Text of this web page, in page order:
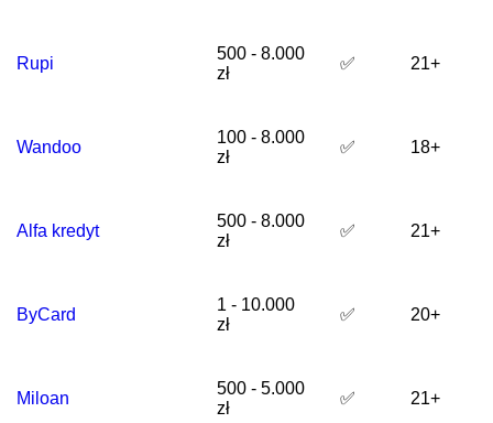
Rupi
500 - 8.000
zł
✅ 21+
Wandoo
100 - 8.000
zł
✅ 18+
Alfa kredyt
500 - 8.000
zł
✅ 21+
ByCard
1 - 10.000
zł
✅ 20+
Miloan
500 - 5.000
zł
✅ 21+